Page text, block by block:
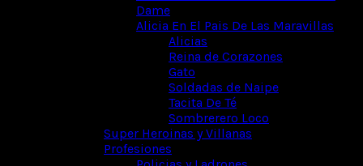
Dame
Alicia En El Pais De Las Maravillas
Alicias
Reina de Corazones
Gato
Soldadas de Naipe
Tacita De Té
Sombrerero Loco
Super Heroinas y Villanas
Profesiones